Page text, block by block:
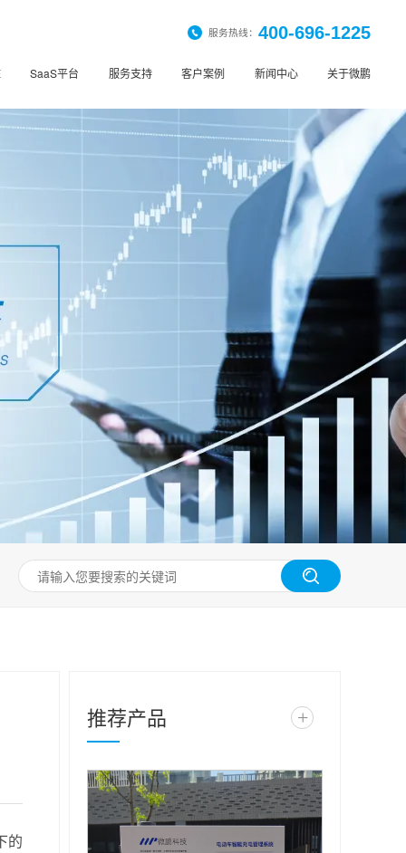
服务热线：400-696-1225
SaaS平台 服务支持 客户案例 新闻中心 关于微鹏
的
推荐产品 +